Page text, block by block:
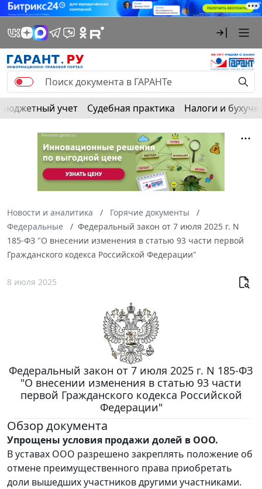
Бюджетный учет Судебная практика Налоги и
Новости и аналитика
Горячие документы
Федеральные
Федеральный закон от 7 июля 2025 г. N
185-ФЗ "О внесении изменения в статью 93 части первой
Гражданского кодекса Российской Федерации"
8 июля 2025
Федеральный закон от 7 июля 2025 г. N 185-ФЗ
"О внесении изменения в статью 93 части
первой Гражданского кодекса Российской
Федерации"
Обзор документа
Упрощены условия продажи долей в ООО.
В уставах ООО разрешено закреплять положение об
отмене преимущественного права приобретать
доли вышедших участников другими участниками.